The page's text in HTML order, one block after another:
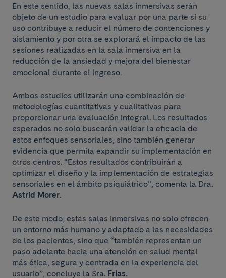
En este sentido, las nuevas salas inmersivas serán
objeto de un estudio para evaluar por una parte si su
uso contribuye a reducir el número de contenciones y
aislamiento y por otra se explorará el impacto de las
sesiones realizadas en la sala inmersiva en la
reducción de la ansiedad y mejora del bienestar
emocional durante el ingreso.
Ambos estudios utilizarán una combinación de
metodologías cuantitativas y cualitativas para
proporcionar una evaluación integral. Los resultados
esperados no solo buscarán validar la eficacia de
estos enfoques sensoriales, sino también generar
evidencia que permita expandir su implementación en
otros centros. “Estos resultados contribuirán a
optimizar el diseño y la implementación de estrategias
sensoriales en el ámbito psiquiátrico”, comenta la Dra.
Astrid Morer.
De este modo, estas salas inmersivas no solo ofrecen
un entorno más humano y adaptado a las necesidades
de los pacientes, sino que “también representan un
paso adelante hacia una atención en salud mental
más ética, segura y centrada en la experiencia del
usuario”, concluye la Sra. Frias.